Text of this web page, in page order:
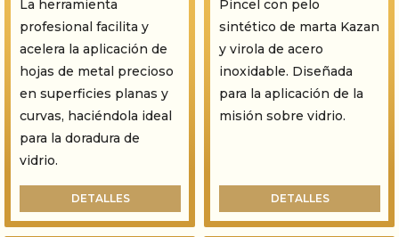
La herramienta
profesional facilita y
acelera la aplicación de
hojas de metal precioso
en superficies planas y
curvas, haciéndola ideal
para la doradura de
vidrio.
DETALLES
Pincel con pelo
sintético de marta Kazan
y virola de acero
inoxidable. Diseñada
para la aplicación de la
misión sobre vidrio.
DETALLES